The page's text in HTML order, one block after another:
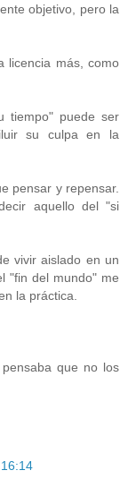
objetivo, pero la
licencia más, como
tiempo" puede ser
su culpa en la
pensar y repensar.
aquello del "si
vivir aislado en un
"fin del mundo" me
la práctica.
que no los